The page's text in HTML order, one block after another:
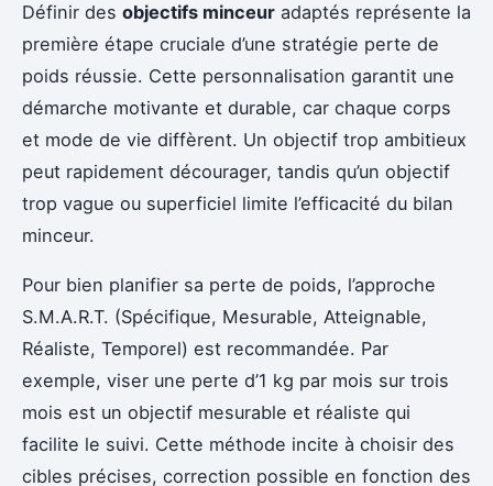
Définir des objectifs minceur adaptés représente la
première étape cruciale d’une stratégie perte de
poids réussie. Cette personnalisation garantit une
démarche motivante et durable, car chaque corps
et mode de vie diffèrent. Un objectif trop ambitieux
peut rapidement décourager, tandis qu’un objectif
trop vague ou superficiel limite l’efficacité du bilan
minceur.
Pour bien planifier sa perte de poids, l’approche
S.M.A.R.T. (Spécifique, Mesurable, Atteignable,
Réaliste, Temporel) est recommandée. Par
exemple, viser une perte d’1 kg par mois sur trois
mois est un objectif mesurable et réaliste qui
facilite le suivi. Cette méthode incite à choisir des
cibles précises, correction possible en fonction des